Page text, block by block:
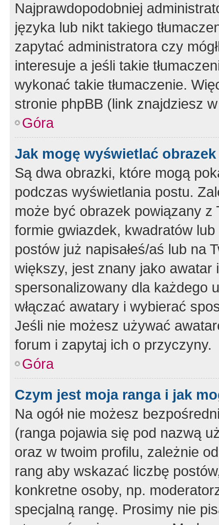
Najprawdopodobniej
języka lub nikt takiego
zapytać administratora czy
interesuje a jeśli takie
wykonać takie tłumaczenie.
stronie phpBB (link znajdziesz
Góra
Jak mogę wyświetlać
Są dwa obrazki, które mogą
podczas wyświetlania postu.
może być obrazek powiązany z
formie gwiazdek, kwadratów
postów już napisałeś/aś lub na
większy, jest znany jako
spersonalizowany dla każdego
włączać awatary i wybierać
Jeśli nie możesz używać
forum i zapytaj ich o przyczyny.
Góra
Czym jest moja ranga i jak
Na ogół nie możesz
(ranga pojawia się pod nazwą
oraz w twoim profilu, zależnie
rang aby wskazać liczbę
konkretne osoby, np.
specjalną rangę. Prosimy nie